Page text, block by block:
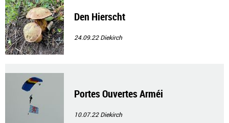
Den Hierscht
24.09.22Diekirch
Portes Ouvertes Arméi
10.07.22Diekirch